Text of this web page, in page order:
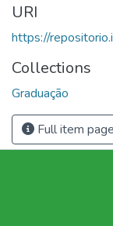
URI
https://
Collections
Graduação
Full item page